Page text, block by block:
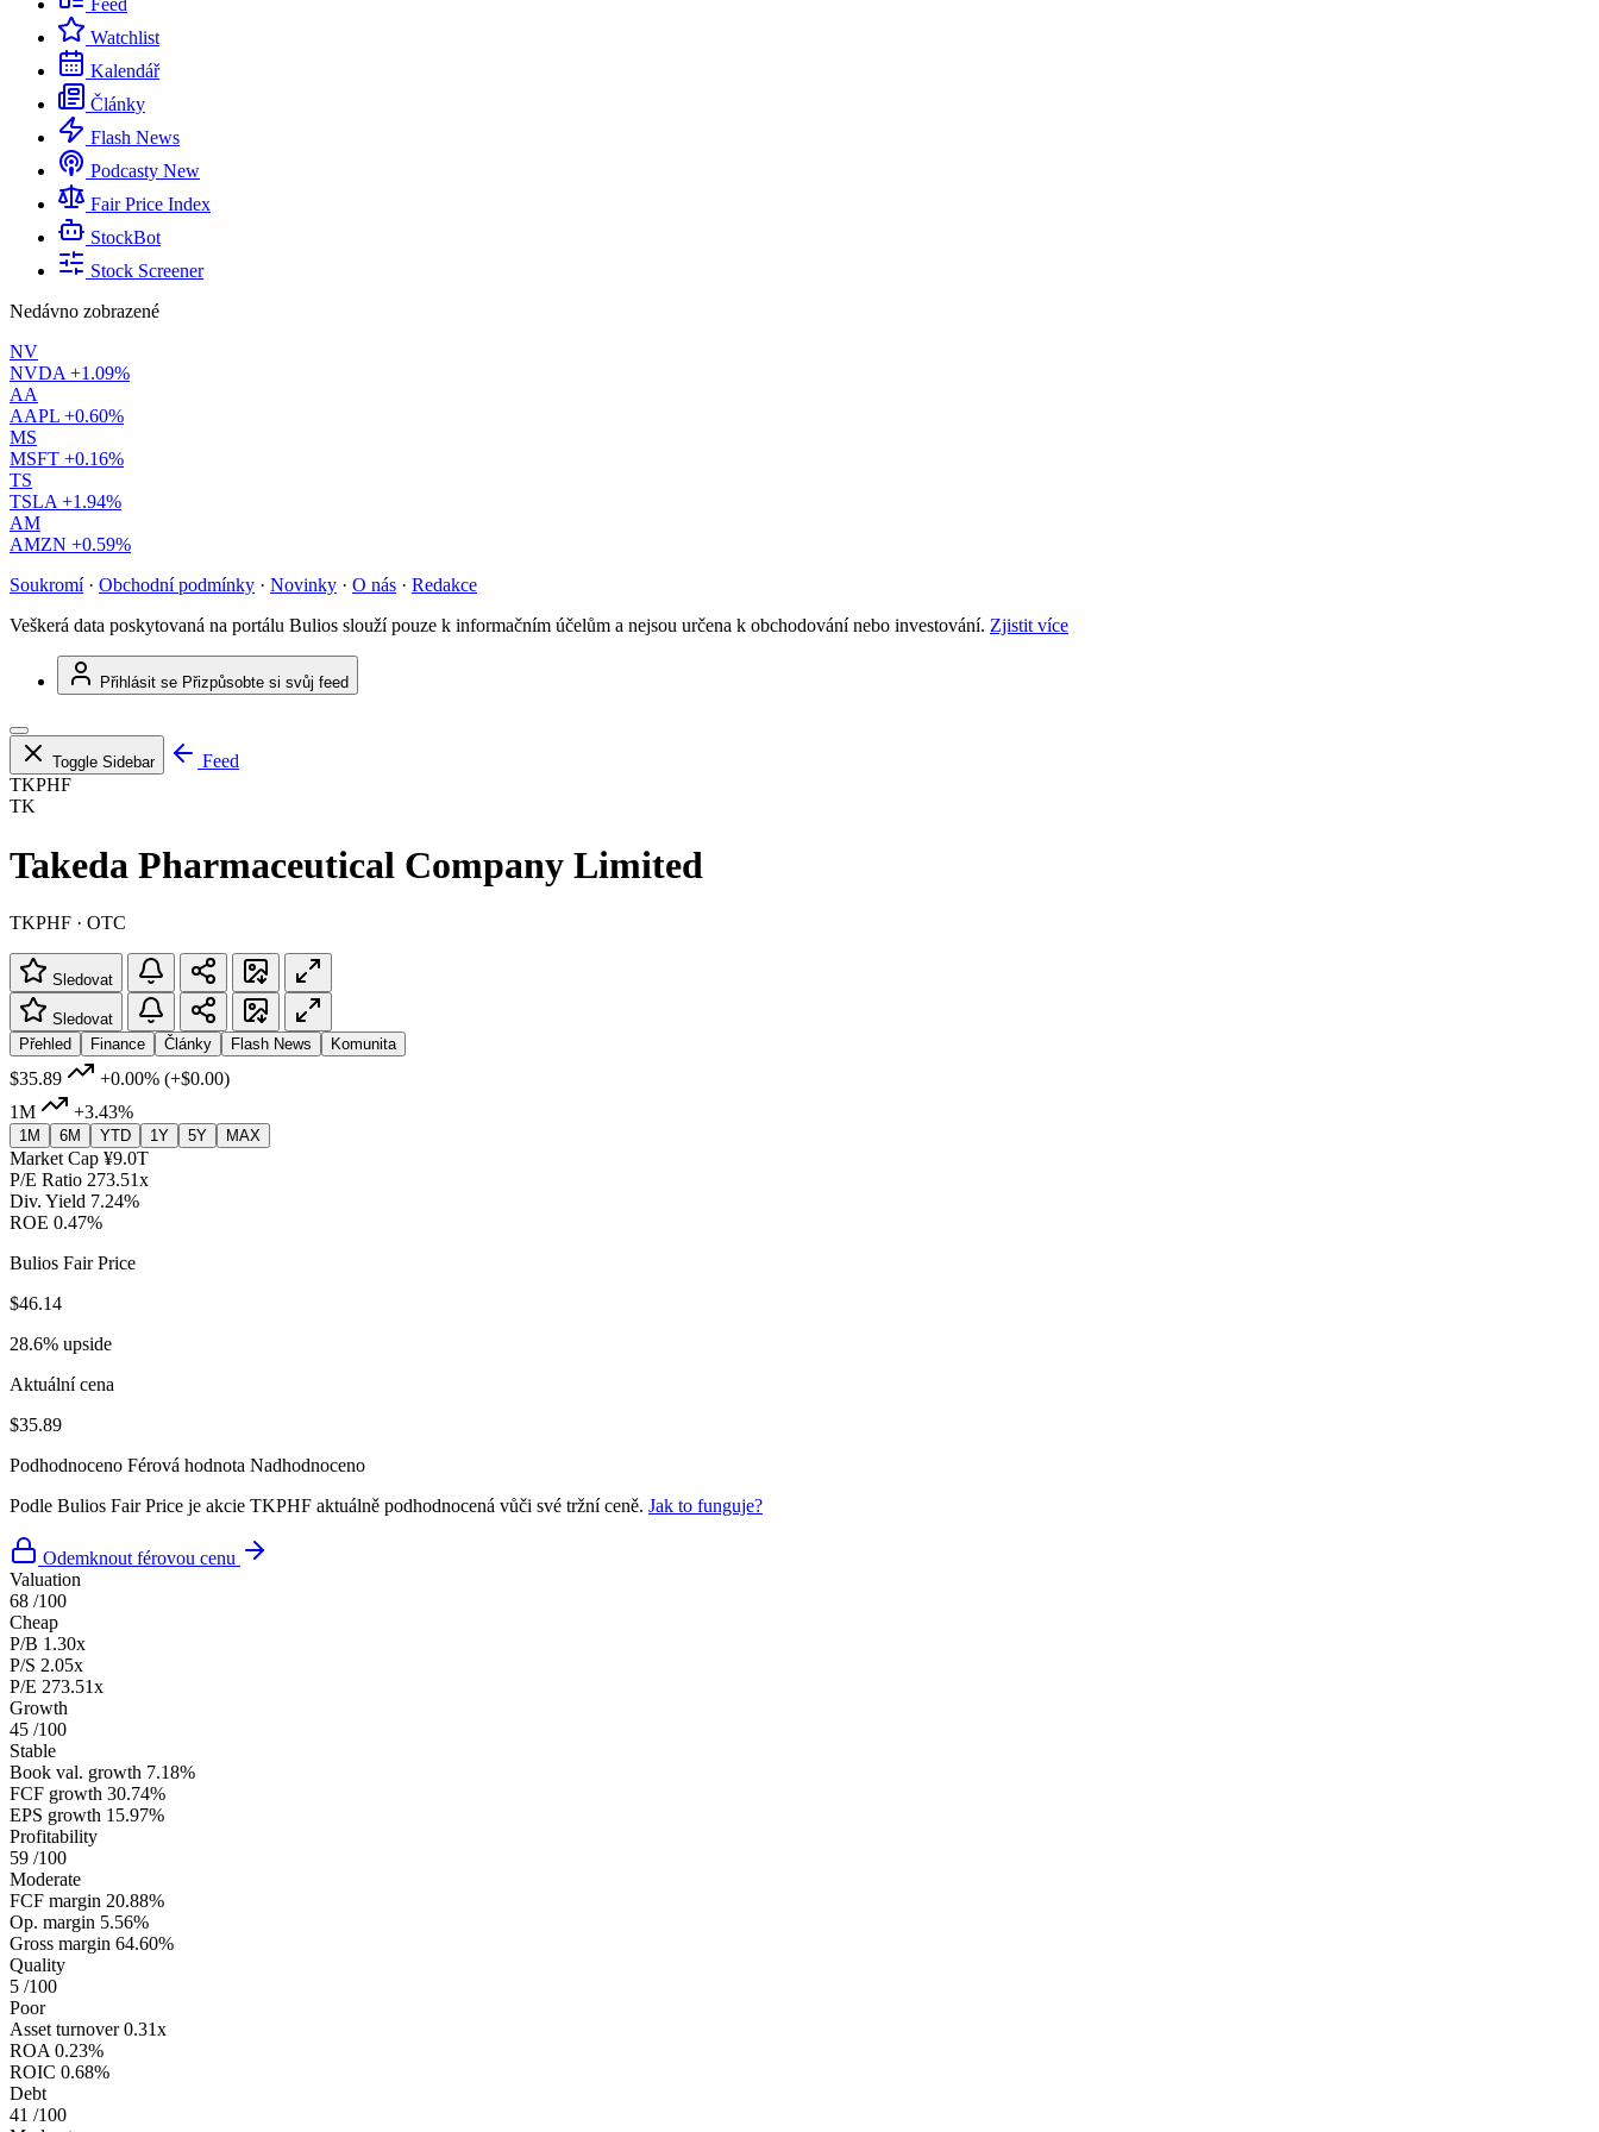
Feed
Watchlist
Kalendář
Články
Flash News
Podcasty New
Fair Price Index
StockBot
Stock Screener
Nedávno zobrazené
NV
NVDA +1.09%
AA
AAPL +0.60%
MS
MSFT +0.16%
TS
TSLA +1.94%
AM
AMZN +0.59%
Soukromí · Obchodní podmínky · Novinky · O nás · Redakce
Veškerá data poskytovaná na portálu Bulios slouží pouze k informačním účelům a nejsou určena k obchodování nebo investování. Zjistit více
Přihlásit se Přizpůsobte si svůj feed
Toggle Sidebar
Feed
TKPHF
TK
Takeda Pharmaceutical Company Limited
TKPHF · OTC
Sledovat
Sledovat
Přehled
Finance Články Flash News Komunita
$35.89 +0.00% (+$0.00)
1M
+3.43%
1M 6M YTD 1Y 5Y MAX
Market Cap ¥9.0T
P/E Ratio 273.51x
Div. Yield 7.24%
ROE 0.47%
Bulios Fair Price
$46.14
28.6% upside
Aktuální cena
$35.89
Podhodnoceno Férová hodnota Nadhodnoceno
Podle Bulios Fair Price je akcie TKPHF aktuálně podhodnocená vůči své tržní ceně. Jak to funguje?
Odemknout férovou cenu
Valuation
68 /100
Cheap
P/B 1.30x
P/S 2.05x
P/E 273.51x
Growth
45 /100
Stable
Book val. growth 7.18%
FCF growth 30.74%
EPS growth 15.97%
Profitability
59 /100
Moderate
FCF margin 20.88%
Op. margin 5.56%
Gross margin 64.60%
Quality
5 /100
Poor
Asset turnover 0.31x
ROA 0.23%
ROIC 0.68%
Debt
41 /100